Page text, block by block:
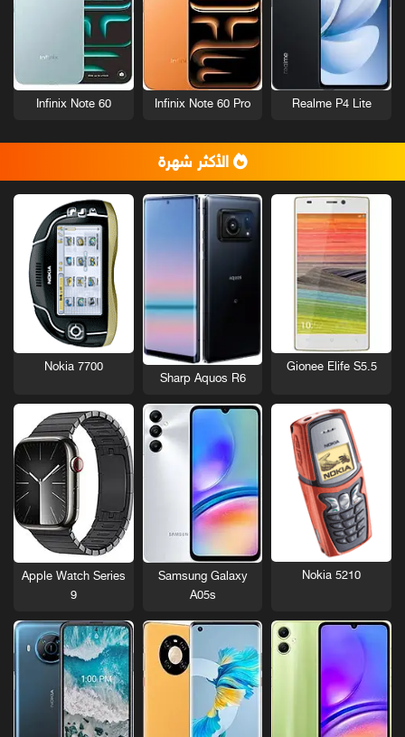
Realme P4 Lite
Infinix Note 60 Pro
Infinix Note 60
الأكثر شهرة
Gionee Elife S5.5
Sharp Aquos R6
Nokia 7700
Nokia 5210
Samsung Galaxy
A05s
Apple Watch Series
9